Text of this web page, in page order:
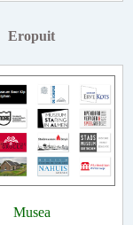
Eropuit
Musea